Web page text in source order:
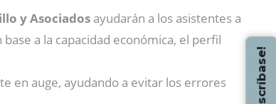
y Asociados ayudarán a los asistentes a
a la capacidad económica, el perfil
en auge, ayudando a evitar los errores
¡Suscríbase!